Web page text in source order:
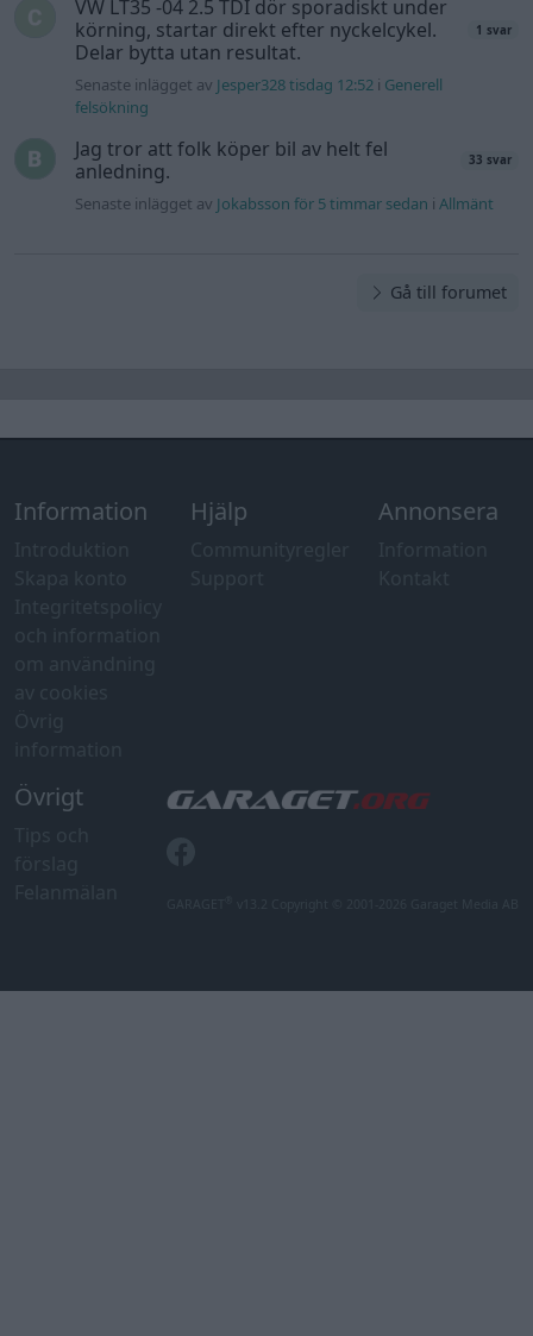
VW LT35 -04 2.5 TDI dör sporadiskt under
körning, startar direkt efter nyckelcykel.
Delar bytta utan resultat.
1 svar
Senaste inlägget av Jesper328 tisdag 12:52 i Generell
felsökning
Jag tror att folk köper bil av helt fel
anledning.
33 svar
Senaste inlägget av Jokabsson för 5 timmar sedan i Allmänt
Gå till forumet
Information Hjälp Annonsera
Övrigt